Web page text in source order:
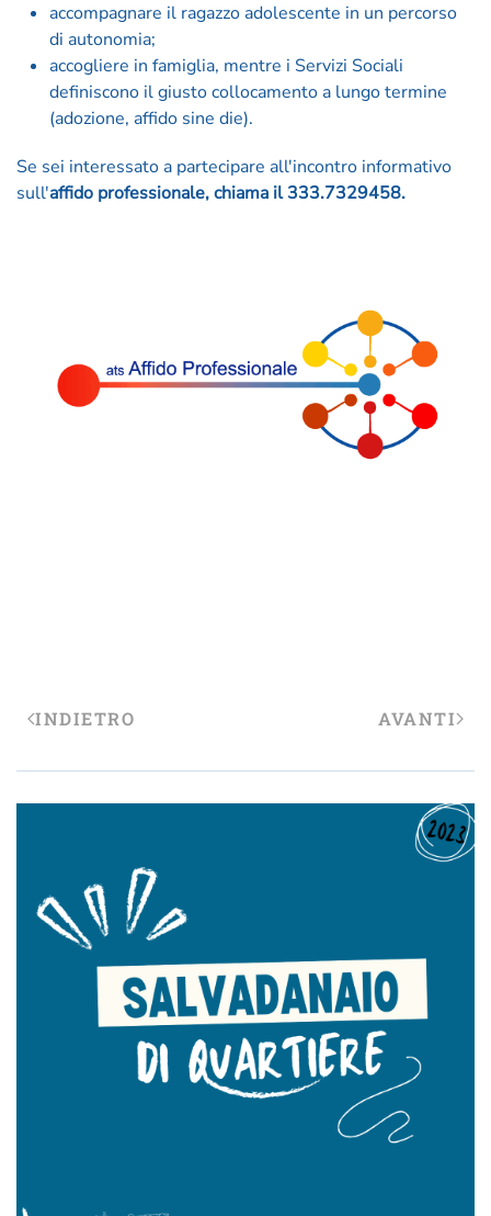
accompagnare il ragazzo adolescente in un percorso
di autonomia;
accogliere in famiglia, mentre i Servizi Sociali
definiscono il giusto collocamento a lungo termine
(adozione, affido sine die).
Se sei interessato a partecipare all'incontro informativo
sull'affido professionale, chiama il 333.7329458.
INDIETRO AVANTI